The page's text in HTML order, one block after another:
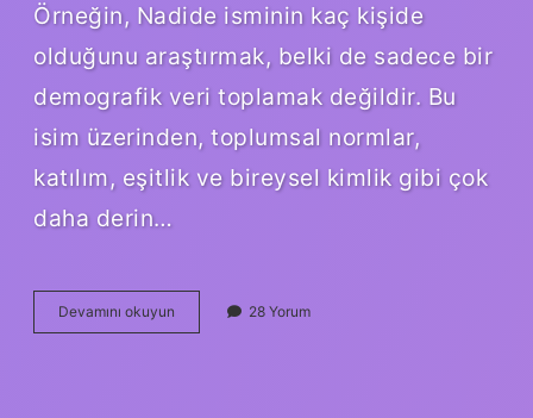
Örneğin, Nadide isminin kaç kişide
olduğunu araştırmak, belki de sadece bir
demografik veri toplamak değildir. Bu
isim üzerinden, toplumsal normlar,
katılım, eşitlik ve bireysel kimlik gibi çok
daha derin…
Devamını okuyun
ismi
28 Yorum